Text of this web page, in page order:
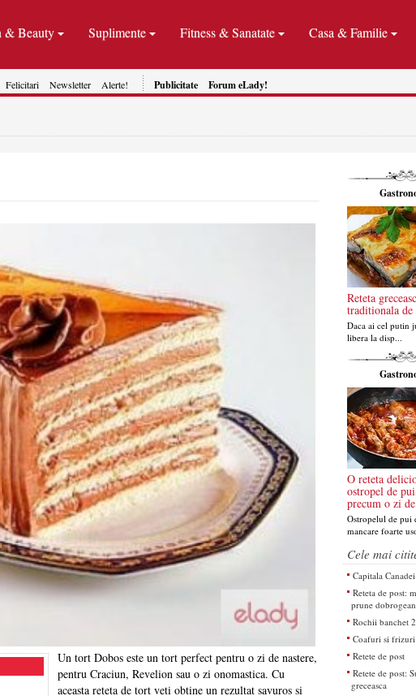
& Beauty Suplimente Fitness & Sanatate Casa & Familie
Felicitari Newsletter Alerte! Publicitate Forum eLady!
Un tort Dobos este un tort perfect pentru o zi de nastere,
pentru Craciun, Revelion sau o zi onomastica. Cu
aceasta reteta de tort veti obtine un rezultat savuros si
Reteta
traditionala de
Daca ai cel putin
libera la disp...
O reteta
ostropel de
precum o zi
Ostropelul de pui
mancare foarte
Cele mai
Capitala Canadei
Reteta de post:
prune
Rochii banchet
Coafuri si
Retete de post
Retete de post:
greceasca